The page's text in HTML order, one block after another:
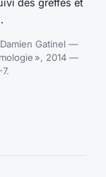
des greffes et
Gatinel —
», 2014 —